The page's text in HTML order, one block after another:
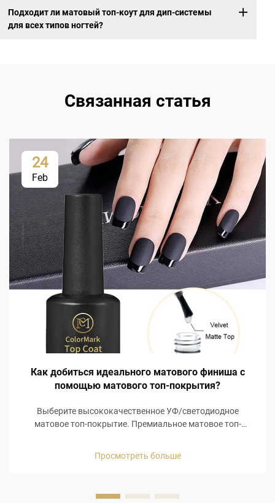
Подходит ли матовый топ-коут для дип-системы
для всех типов ногтей?
Связанная статья
24
Feb
Как добиться идеального матового финиша с
помощью матового топ-покрытия?
Выберите высококачественное УФ/светодиодное
матовое топ-покрытие. Премиальное матовое топ-
светодиодными лампами и соответствует директиве ЕС
Просмотреть больше